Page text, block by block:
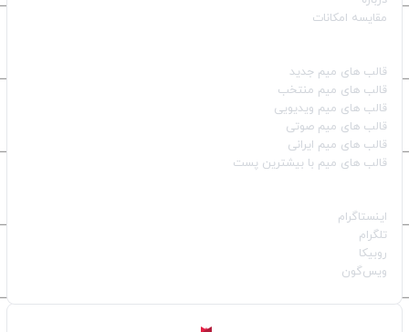
مقایسه امکانات
قالب‌ های میم جدید
قالب‌ های میم منتخب
قالب‌ های میم ویدیویی
قالب‌ های میم صوتی
قالب‌ های میم ایرانی
قالب‌ های میم با بیشترین پست
اینستاگرام
تلگرام
روبیکا
ویس‌گون